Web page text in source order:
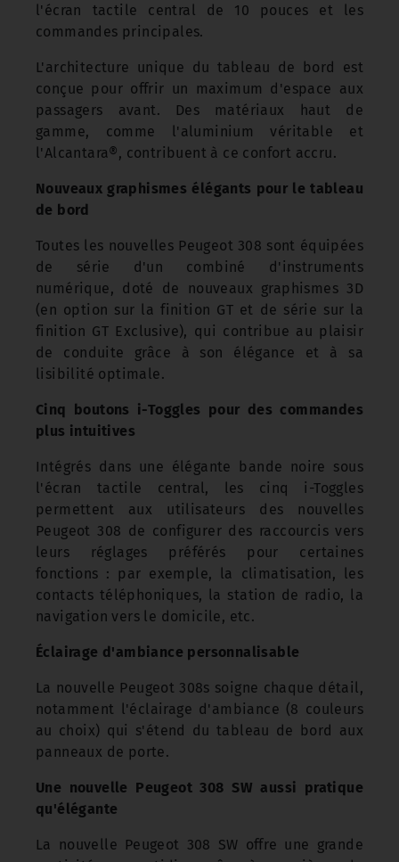
l'écran tactile central de 10 pouces et les
commandes principales.
L'architecture unique du tableau de bord est
conçue pour offrir un maximum d'espace aux
passagers avant. Des matériaux haut de
gamme, comme l'aluminium véritable et
l'Alcantara®, contribuent à ce confort accru.
Nouveaux graphismes élégants pour le tableau
de bord
Toutes les nouvelles Peugeot 308 sont équipées
de série d'un combiné d'instruments
numérique, doté de nouveaux graphismes 3D
(en option sur la finition GT et de série sur la
finition GT Exclusive), qui contribue au plaisir
de conduite grâce à son élégance et à sa
lisibilité optimale.
Cinq boutons i-Toggles pour des commandes
plus intuitives
Intégrés dans une élégante bande noire sous
l'écran tactile central, les cinq i-Toggles
permettent aux utilisateurs des nouvelles
Peugeot 308 de configurer des raccourcis vers
leurs réglages préférés pour certaines
fonctions : par exemple, la climatisation, les
contacts téléphoniques, la station de radio, la
navigation vers le domicile, etc.
Éclairage d'ambiance personnalisable
La nouvelle Peugeot 308s soigne chaque détail,
notamment l'éclairage d'ambiance (8 couleurs
au choix) qui s'étend du tableau de bord aux
panneaux de porte.
Une nouvelle Peugeot 308 SW aussi pratique
qu'élégante
La nouvelle Peugeot 308 SW offre une grande